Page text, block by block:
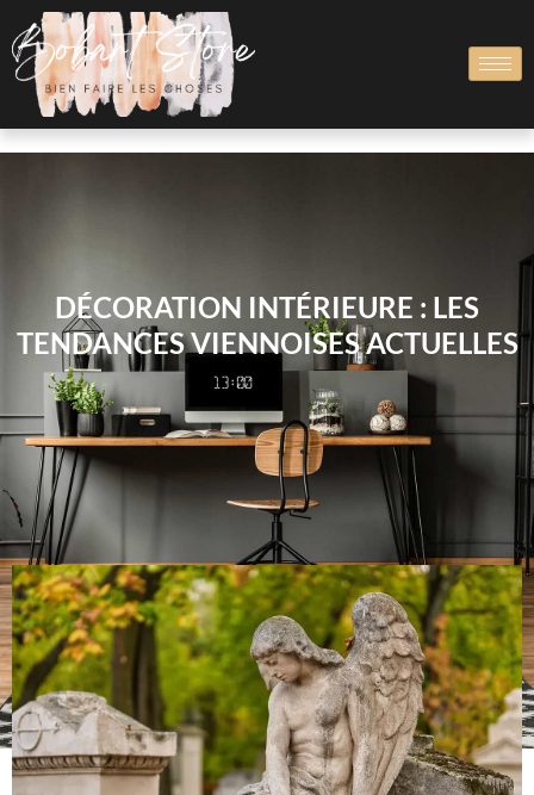
DÉCORATION INTÉRIEURE : LES
TENDANCES VIENNOISES ACTUELLES